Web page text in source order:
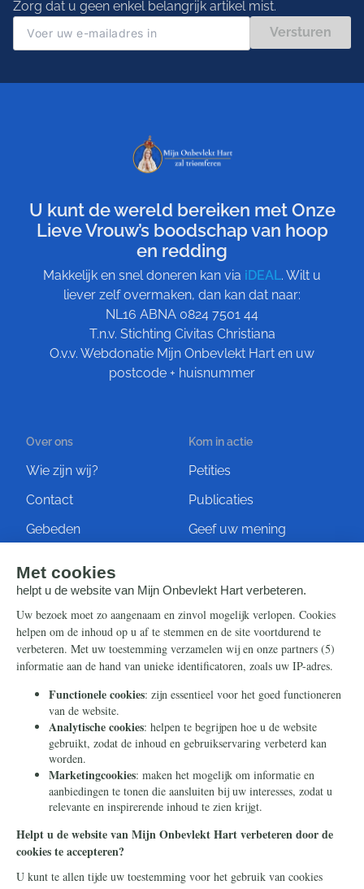
Zorg dat u geen enkel belangrijk artikel mist.
Versturen
U kunt de wereld bereiken met Onze
Lieve Vrouw’s boodschap van hoop
en redding
Makkelijk en snel doneren kan via iDEAL. Wilt u
liever zelf overmaken, dan kan dat naar:
NL16 ABNA 0824 7501 44
T.n.v. Stichting Civitas Christiana
O.v.v. Webdonatie Mijn Onbevlekt Hart en uw
postcode + huisnummer
Over ons
Wie zijn wij?
Contact
Gebeden
Kom in actie
Petities
Publicaties
Geef uw mening
Steun ons
Nieuwsbrief
Eenmalig
Maandelijks
Periodiek
Nalaten
Zelf overschrijven
Info
Contact
Ontvang onze Telegram-
berichten